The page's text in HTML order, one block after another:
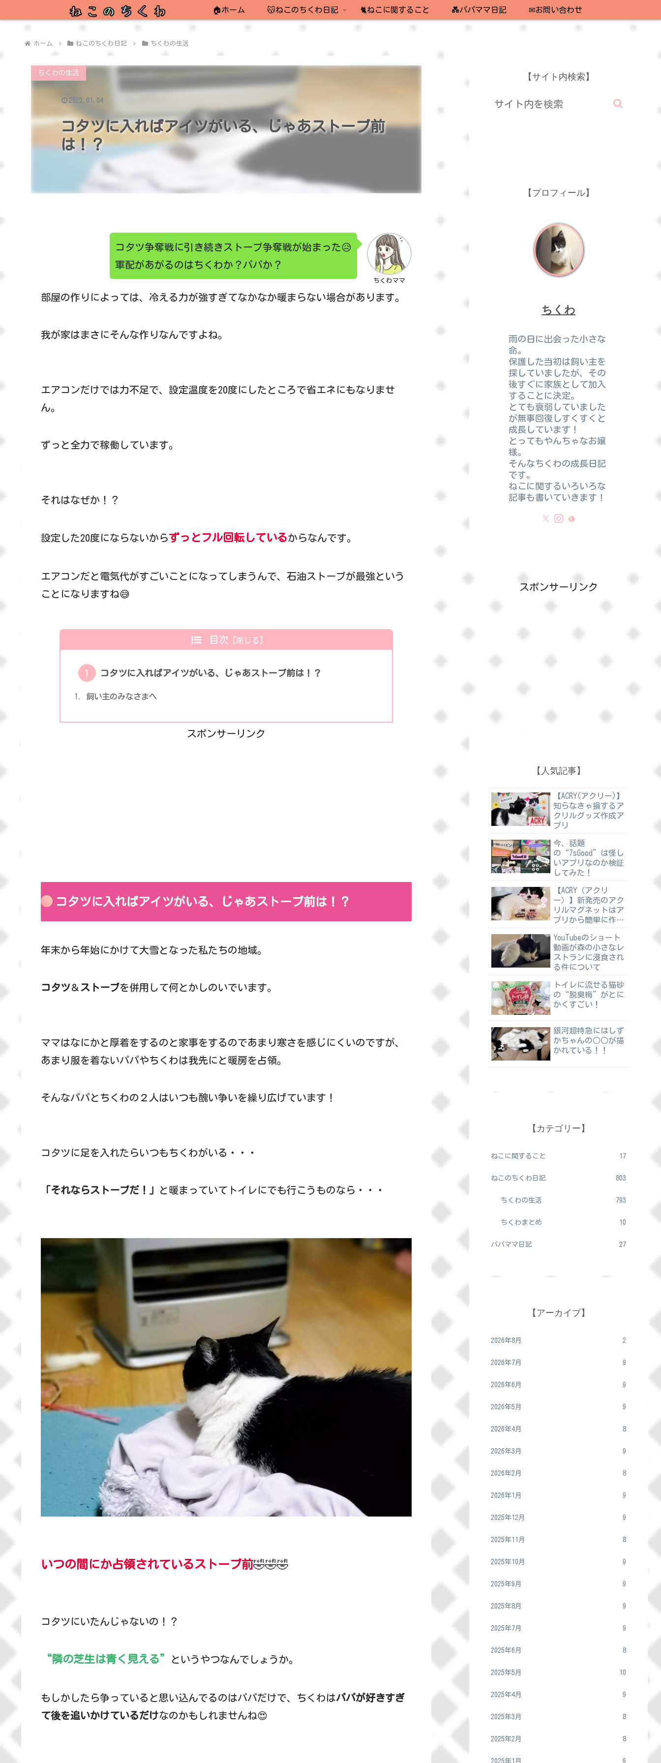
🏠ホーム 😽ねこのちくわ日記 🐈ねこに関すること 💑パパママ日記 ✉お問い合わせ
ホーム ねこのちくわ日記 ちくわの生活
コタツに入ればアイツがいる、じゃあストーブ前
は！？
ちくわの生活
2022.01.04
ちくわママ
コタツ争奪戦に引き続きストーブ争奪戦が始まった😥
軍配があがるのはちくわか？パパか？
部屋の作りによっては、冷える力が強すぎてなかなか暖まらない場合があります。
我が家はまさにそんな作りなんですよね。
エアコンだけでは力不足で、設定温度を20度にしたところで省エネにもなりませ
ん。
ずっと全力で稼働しています。
それはなぜか！？
設定した20度にならないからずっとフル回転しているからなんです。
エアコンだと電気代がすごいことになってしまうんで、石油ストーブが最強という
ことになりますね😅
目次
コタツに入ればアイツがいる、じゃあストーブ前は！？
飼い主のみなさまへ
スポンサーリンク
コタツに入ればアイツがいる、じゃあストーブ前は！？
年末から年始にかけて大雪となった私たちの地域。
コタツ ＆ ストーブを併用して何とかしのいでいます。
ママはなにかと厚着をするのと家事をするのであまり寒さを感じにくいのですが、
あまり服を着ないパパやちくわは我先にと暖房を占領。
そんなパパとちくわの２人はいつも醜い争いを繰り広げています！
コタツに足を入れたらいつもちくわがいる・・・
「それならストーブだ！」 と暖まっていてトイレにでも行こうものなら・・・
いつの間にか占領されているストーブ前🤣🤣🤣
コタツにいたんじゃないの！？
“隣の芝生は青く見える” というやつなんでしょうか。
もしかしたら争っていると思い込んでるのはパパだけで、ちくわはパパが好きすぎ
て後を追いかけているだけなのかもしれませんね😍
【サイト内検索】
【プロフィール】
ちくわ
雨の日に出会った小さな
命。
保護した当初は飼い主を
探していましたが、その
後すぐに家族として加入
することに決定。
とても衰弱していました
が無事回復しすくすくと
成長しています！
とってもやんちゃなお嬢
様。
そんなちくわの成長日記
です。
ねこに関するいろいろな
記事も書いていきます！
スポンサーリンク
【人気記事】
【ACRY(アクリー)】
知らなきゃ損するア
クリルグッズ作成ア
プリ
今、話題
の“7sGood”は怪し
いアプリなのか検証
してみた！
【ACRY（アクリ
ー）】新発売のアク
リルマグネットはア
プリから簡単に作れ
YouTubeのショート
動画が森の小さなレ
ストランに浸食され
る件について
トイレに流せる猫砂
の“脱臭梅”がとに
かくすごい！
銀河超特急にはしず
かちゃんの○○が描
かれている！！
【カテゴリー】
ねこに関すること 17
ねこのちくわ日記 803
ちくわの生活 793
ちくわまとめ 10
パパママ日記 27
【アーカイブ】
2026年8月 2
2026年7月 9
2026年6月 9
2026年5月 9
2026年4月 8
2026年3月 9
2026年2月 8
2026年1月 9
2025年12月 9
2025年11月 8
2025年10月 9
2025年9月 9
2025年8月 9
2025年7月 9
2025年6月 8
2025年5月 10
2025年4月 9
2025年3月 8
2025年2月 8
2025年1月 9